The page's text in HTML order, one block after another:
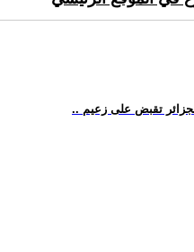
تقبض على زعيم